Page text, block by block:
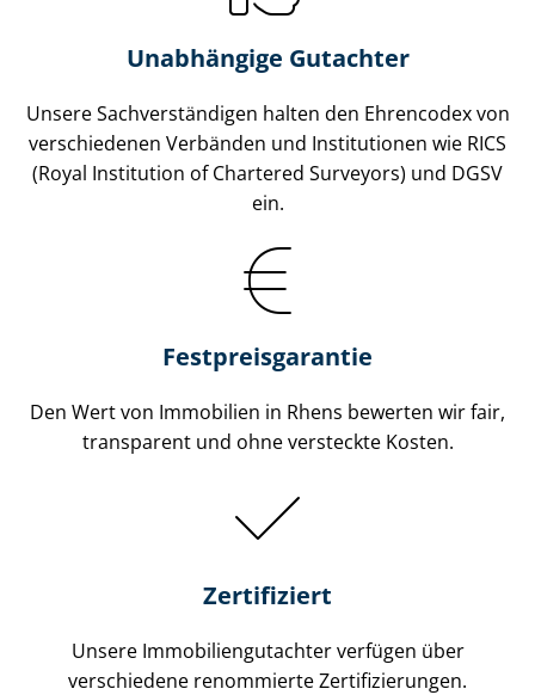
Unabhängige Gutachter
Unsere Sach­ver­stän­di­gen halten den Ehrencodex von
verschiedenen Verbänden und Institutionen wie RICS
(Royal Institution of Chartered Surveyors) und DGSV
ein.
Festpreis​garantie
Den Wert von Immobilien in Rhens bewerten wir fair,
transparent und ohne versteckte Kosten.
Zertifiziert
Unsere Immobilien­gutachter verfügen über
verschiedene renommierte Zer­ti­fi­zie­run­gen.